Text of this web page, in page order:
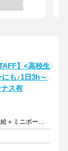
】<高校生
も♪1日3h～
ス有
時給1075円～＋交通費規定支給＋ミニボーナス年4回＋決算手当